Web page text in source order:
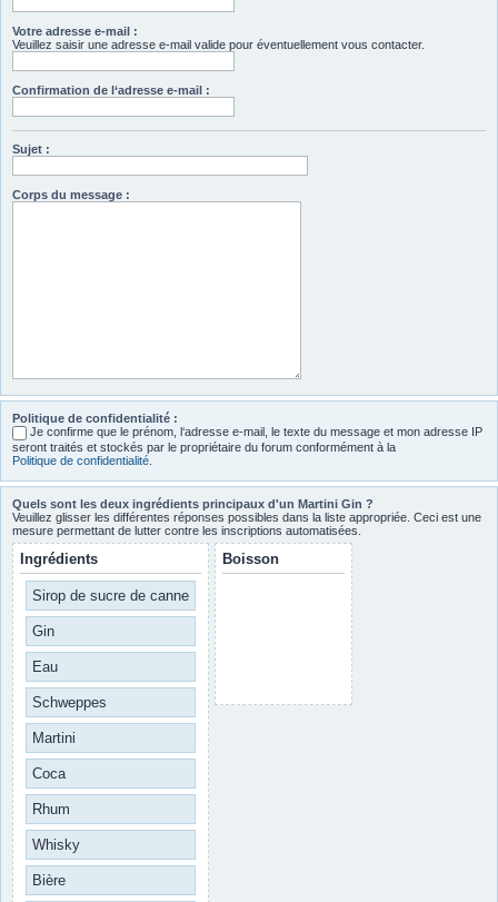
Votre adresse e-mail :
Veuillez saisir une adresse e-mail valide pour éventuellement vous contacter.
Confirmation de l‘adresse e-mail :
Sujet :
Corps du message :
Politique de confidentialité :
Je confirme que le prénom, l‘adresse e-mail, le texte du message et mon adresse IP
seront traités et stockés par le propriétaire du forum conformément à la
Politique de confidentialité
Quels sont les deux ingrédients principaux d'un Martini Gin ?
Veuillez glisser les différentes réponses possibles dans la liste appropriée. Ceci est une
mesure permettant de lutter contre les inscriptions automatisées.
Ingrédients
Sirop de sucre de canne
Gin
Eau
Schweppes
Martini
Coca
Rhum
Whisky
Bière
Boisson